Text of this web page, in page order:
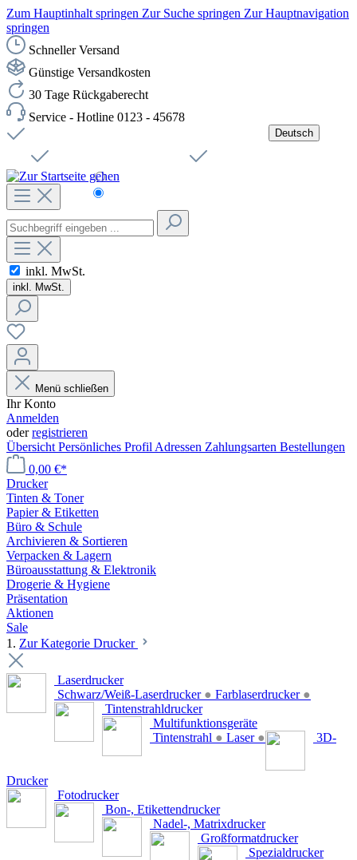
Zum Hauptinhalt springen Zur Suche springen Zur Hauptnavigation
springen
Schneller Versand
Günstige Versandkosten
30 Tage Rückgaberecht
Service - Hotline 0123 - 45678
Deutsch
Čeština
inkl. MwSt.
inkl. MwSt.
Menü schließen
Ihr Konto
Anmelden
oderregistrieren
Übersicht Persönliches Profil Adressen Zahlungsarten Bestellungen
0,00 €*
Drucker
Tinten & Toner
Papier & Etiketten
Büro & Schule
Archivieren & Sortieren
Verpacken & Lagern
Büroausstattung & Elektronik
Drogerie & Hygiene
Präsentation
Aktionen
Sale
1. Zur Kategorie Drucker
Laserdrucker
Schwarz/Weiß-Laserdrucker ● Farblaserdrucker ●
Tintenstrahldrucker
Multifunktionsgeräte
Tintenstrahl ● Laser ● 3D-
Drucker
Fotodrucker
Bon-, Etikettendrucker
Nadel-, Matrixdrucker
Großformatdrucker
Spezialdrucker